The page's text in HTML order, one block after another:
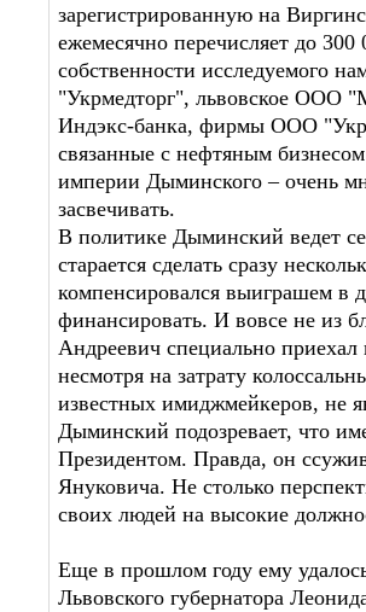
зарегистрированную на
ежемесячно перечисляет до
собственности исследуемого
"Укрмедторг", львовское ООО
Индэкс-банка, фирмы OOO
связанные с нефтяным
империи Дыминского – очень
засвечивать.
В политике Дыминский ведет
старается сделать сразу
компенсировался выиграшем в
финансировать. И вовсе не из
Андреевич специально
несмотря на затрату
известных имиджмейкеров, не
Дыминский подозревает, что
Президентом. Правда, он
Януковича. Не столько
своих людей на высокие
Еще в прошлом году ему
Львовского губернатора